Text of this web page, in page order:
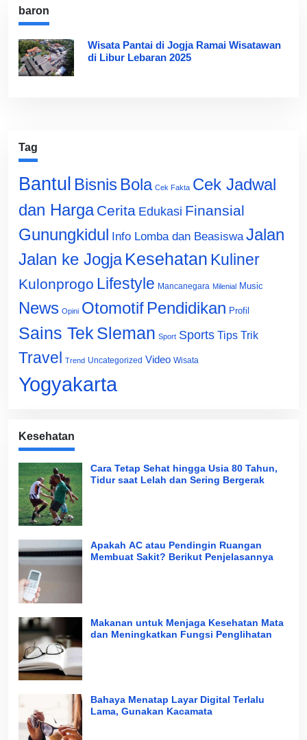
baron
Wisata Pantai di Jogja Ramai Wisatawan
di Libur Lebaran 2025
Tag
Bantul Bisnis Bola Cek Fakta Cek Jadwal
dan Harga Cerita Edukasi Finansial
Gunungkidul Info Lomba dan Beasiswa Jalan
Jalan ke Jogja Kesehatan Kuliner
Kulonprogo Lifestyle Mancanegara Milenial Music
News Opini Otomotif Pendidikan Profil
Sains Tek Sleman Sport Sports Tips Trik
Travel Trend Uncategorized Video Wisata
Yogyakarta
Kesehatan
Cara Tetap Sehat hingga Usia 80 Tahun,
Tidur saat Lelah dan Sering Bergerak
Apakah AC atau Pendingin Ruangan
Membuat Sakit? Berikut Penjelasannya
Makanan untuk Menjaga Kesehatan Mata
dan Meningkatkan Fungsi Penglihatan
Bahaya Menatap Layar Digital Terlalu
Lama, Gunakan Kacamata